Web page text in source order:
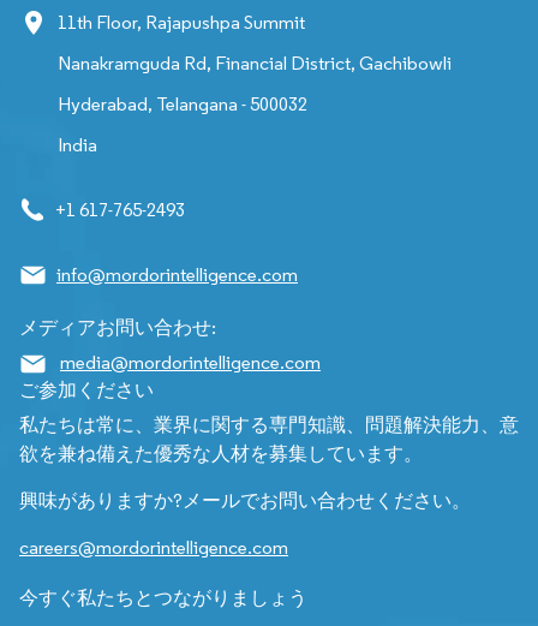
11th Floor, Rajapushpa Summit
Nanakramguda Rd, Financial District, Gachibowli
Hyderabad, Telangana - 500032
India
+1 617-765-2493
info@mordorintelligence.com
メディアお問い合わせ:
media@mordorintelligence.com
ご参加ください
私たちは常に、業界に関する専門知識、問題解決能力、意
欲を兼ね備えた優秀な人材を募集しています。
興味がありますか?メールでお問い合わせください。
careers@mordorintelligence.com
今すぐ私たちとつながりましょう